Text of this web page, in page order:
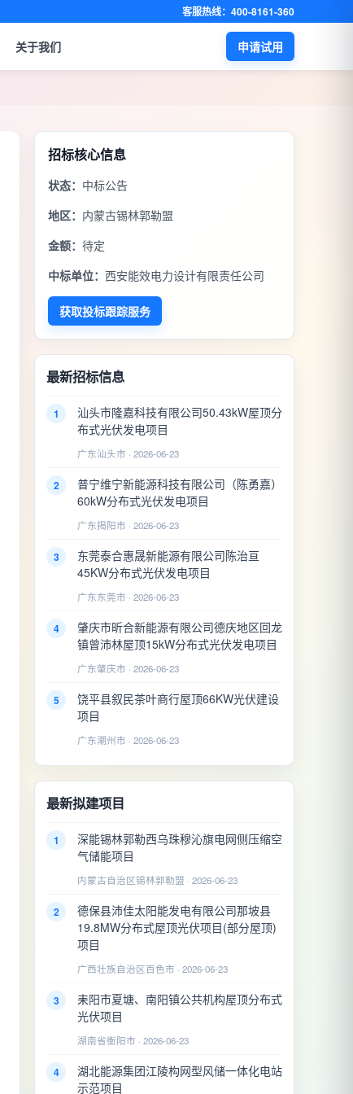
客服热线：400-8161-360
关于我们 申请试用
招标核心信息
状态： 中标公告
地区： 内蒙古锡林郭勒盟
金额： 待定
中标单位： 西安能效电力设计有限责任公司
获取投标跟踪服务
最新招标信息
1
汕头市隆嘉科技有限公司50.43kW屋顶分
布式光伏发电项目
广东汕头市 · 2026-06-23
2
普宁维宁新能源科技有限公司（陈勇嘉）
60kW分布式光伏发电项目
广东揭阳市 · 2026-06-23
3
东莞泰合惠晟新能源有限公司陈治亘
45KW分布式光伏发电项目
广东东莞市 · 2026-06-23
4
肇庆市昕合新能源有限公司德庆地区回龙
镇曾沛林屋顶15kW分布式光伏发电项目
广东肇庆市 · 2026-06-23
5
饶平县叙民茶叶商行屋顶66KW光伏建设
项目
广东潮州市 · 2026-06-23
最新拟建项目
1
深能锡林郭勒西乌珠穆沁旗电网侧压缩空
气储能项目
内蒙古自治区锡林郭勒盟 · 2026-06-23
2
德保县沛佳太阳能发电有限公司那坡县
19.8MW分布式屋顶光伏项目(部分屋顶)
项目
广西壮族自治区百色市 · 2026-06-23
3
耒阳市夏塘、南阳镇公共机构屋顶分布式
光伏项目
湖南省衡阳市 · 2026-06-23
4
湖北能源集团江陵构网型风储一体化电站
示范项目